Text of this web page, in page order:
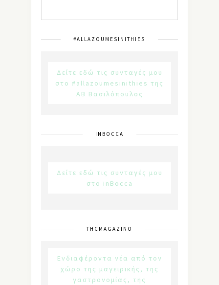
#ALLAZOUMESINITHIES
Δείτε εδώ τις συνταγές μου
στο #allazoumesinithies της
ΑΒ Βασιλόπουλος
INBOCCA
Δείτε εδώ τις συνταγές μου
στο inBocca
THCMAGAZINO
Ενδιαφέροντα νέα από τον
χώρο της μαγειρικής, της
γαστρονομίας, της